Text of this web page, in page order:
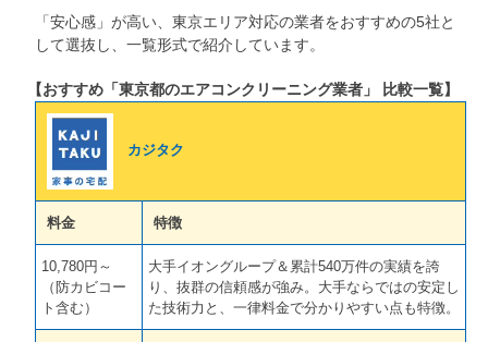
「安心感」が高い、東京エリア対応の業者をおすすめの5社と
して選抜し、一覧形式で紹介しています。
【おすすめ「東京都のエアコンクリーニング業者」 比較一覧】
カジタク
料金 特徴
10,780円～
（防カビコー
ト含む）
大手イオングループ＆累計540万件の実績を誇
り、抜群の信頼感が強み。大手ならではの安定し
た技術力と、一律料金で分かりやすい点も特徴。